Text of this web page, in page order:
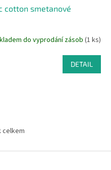
cotton smetanové
do vyprodání zásob(1 ks)
DETAIL
celkem